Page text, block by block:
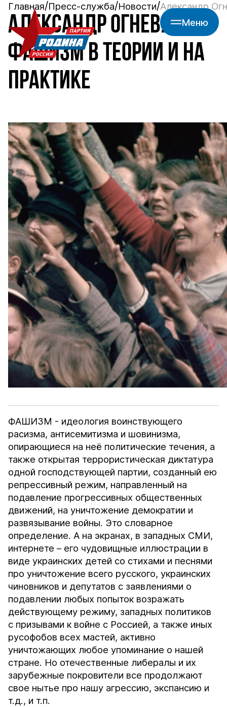
Меню
Главная Пресс-служба Новости Александр
АЛЕКСАНДР ОГНЕВ:
ФАШИЗМ В ТЕОРИИ И НА
ПРАКТИКЕ
ФАШИЗМ - идеология воинствующего
расизма, антисемитизма и шовинизма,
опирающиеся на неё политические течения, а
также открытая террористическая диктатура
одной господствующей партии, созданный ею
репрессивный режим, направленный на
подавление прогрессивных общественных
движений, на уничтожение демократии и
развязывание войны. Это словарное
определение. А на экранах, в западных СМИ,
интернете – его чудовищные иллюстрации в
виде украинских детей со стихами и песнями
про уничтожение всего русского, украинских
чиновников и депутатов с заявлениями о
подавлении любых попыток возражать
действующему режиму, западных политиков
с призывами к войне с Россией, а также иных
русофобов всех мастей, активно
уничтожающих любое упоминание о нашей
стране. Но отечественные либералы и их
зарубежные покровители все продолжают
свое нытье про нашу агрессию, экспансию и
т.д., и т.п.